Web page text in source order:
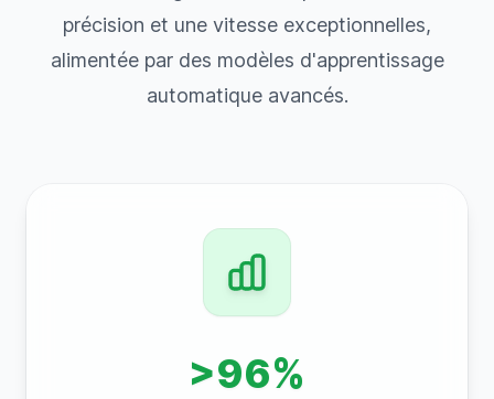
précision et une vitesse exceptionnelles,
alimentée par des modèles d'apprentissage
automatique avancés.
>96%